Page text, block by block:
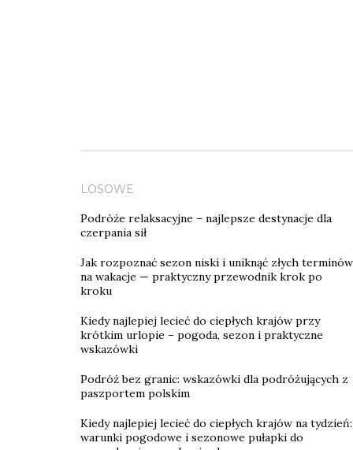
LOSOWE
Podróże relaksacyjne – najlepsze destynacje dla
czerpania sił
Jak rozpoznać sezon niski i uniknąć złych terminów
na wakacje — praktyczny przewodnik krok po
kroku
Kiedy najlepiej lecieć do ciepłych krajów przy
krótkim urlopie – pogoda, sezon i praktyczne
wskazówki
Podróż bez granic: wskazówki dla podróżujących z
paszportem polskim
Kiedy najlepiej lecieć do ciepłych krajów na tydzień:
warunki pogodowe i sezonowe pułapki do